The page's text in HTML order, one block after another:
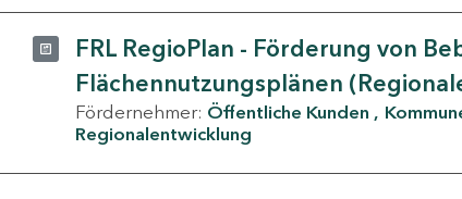
FRL RegioPlan - Förderung von
Flächennutzungsplänen
Fördernehmer: Öffentliche Kunden
Regionalentwicklung